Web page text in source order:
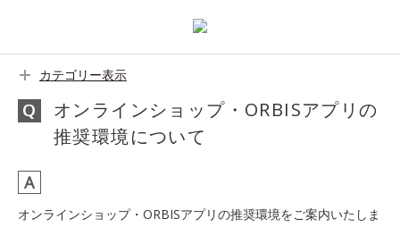
カテゴリー表示
オンラインショップ・ORBISアプリの
推奨環境について
オンラインショップ・ORBISアプリの推奨環境をご案内いたしま